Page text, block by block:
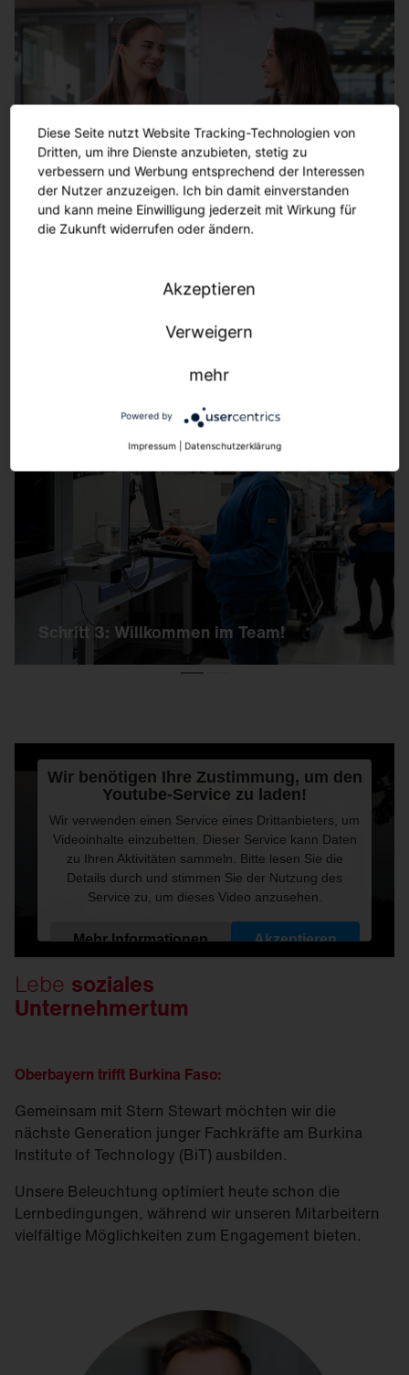
Schritt 2: Meet the Team
Wenn Du möchtest, kannst Du auch schon einen
Teil Deines zukünftigen Teams kennenlernen,
unsere Unternehmenskultur spüren und all Deine
Fragen loswerden.
Schritt 3: Willkommen im Team!
Schritt 3: Willkommen im Team!
Sind alle Gespräche erfolgreich verlaufen und
die Details der Vertragsgestaltung besprochen,
heißt es:
Welcome to SITECO!
Wir benötigen Ihre Zustimmung, um den
Youtube-Service zu laden!
Wir verwenden einen Service eines Drittanbieters, um
Videoinhalte einzubetten. Dieser Service kann Daten
zu Ihren Aktivitäten sammeln. Bitte lesen Sie die
Details durch und stimmen Sie der Nutzung des
Service zu, um dieses Video anzusehen.
Mehr Informationen Akzeptieren
Powered byUsercentrics Consent Management
Lebe soziales
Unternehmertum
Oberbayern trifft Burkina Faso:
Gemeinsam mit Stern Stewart möchten wir die
nächste Generation junger Fachkräfte am Burkina
Institute of Technology (BiT) ausbilden.
Unsere Beleuchtung optimiert heute schon die
Lernbedingungen, während wir unseren Mitarbeitern
vielfältige Möglichkeiten zum Engagement bieten.
Diese Seite nutzt Website Tracking-Technologien von
Dritten, um ihre Dienste anzubieten, stetig zu
verbessern und Werbung entsprechend der Interessen
der Nutzer anzuzeigen. Ich bin damit einverstanden
und kann meine Einwilligung jederzeit mit Wirkung für
die Zukunft widerrufen oder ändern.
Akzeptieren
Verweigern
mehr
Powered by
Impressum | Datenschutzerklärung